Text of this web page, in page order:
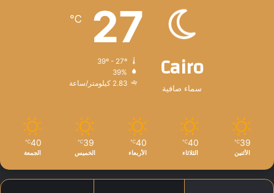
Cairo
سماء صافية
27
℃
39%
2.83 كيلومتر/ساعة
39
℃
الأثنين
40
℃
الثلاثاء
40
℃
الأربعاء
39
℃
الخميس
40
℃
الجمعة